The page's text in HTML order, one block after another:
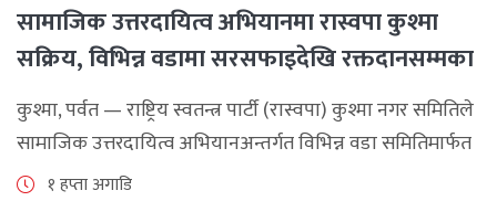
सामाजिक उत्तरदायित्व अभियानमा रास्वपा कुश्मा
सक्रिय, विभिन्न वडामा सरसफाइदेखि रक्तदानसम्मका
कार्यक्रम
कुश्मा, पर्वत — राष्ट्रिय स्वतन्त्र पार्टी (रास्वपा) कुश्मा नगर समितिले
सामाजिक उत्तरदायित्व अभियानअन्तर्गत विभिन्न वडा समितिमार्फत
समुदाय केन्द्रित र सेवामूलक कार्यक्रम सञ्चालन गरिरहेको जनाएको
१ हप्ता अगाडि